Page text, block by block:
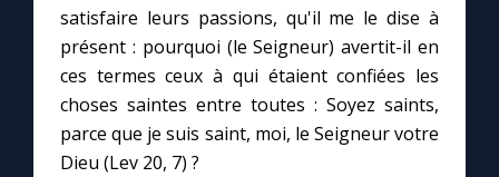
satisfaire leurs passions, qu'il me le dise à
présent : pourquoi (le Seigneur) avertit-il en
ces termes ceux à qui étaient confiées les
choses saintes entre toutes : Soyez saints,
parce que je suis saint, moi, le Seigneur votre
Dieu (Lev 20, 7) ?